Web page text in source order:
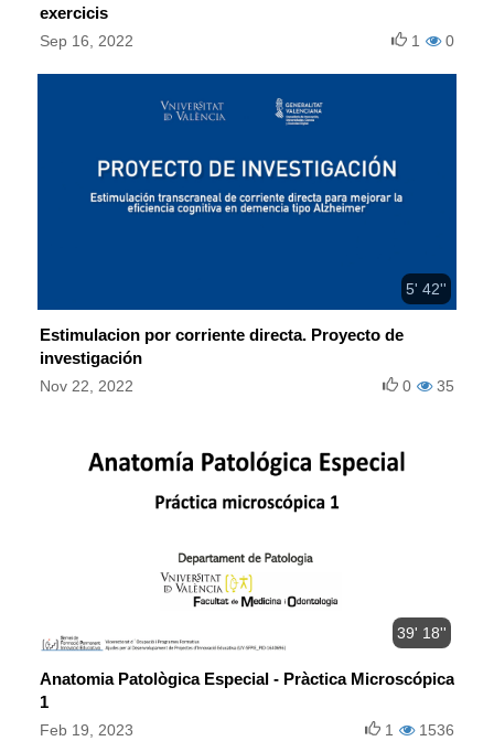
exercicis
Sep 16, 2022 0
1
5' 42''
Estimulacion por corriente directa. Proyecto de
investigación
Nov 22, 2022 35
0
39' 18''
Anatomia Patològica Especial - Pràctica Microscópica
1
Feb 19, 2023 1536
1